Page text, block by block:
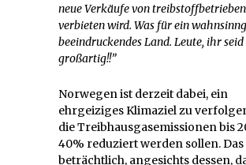
neue Verkäufe von
verbieten wird. Was für ein wahnsinng
beeindruckendes Land. Leute, ihr seid
großartig!!”
Norwegen ist derzeit dabei, ein
ehrgeiziges Klimaziel zu
die Treibhausgasemissionen bis
40% reduziert werden sollen. Das
beträchtlich, angesichts dessen,